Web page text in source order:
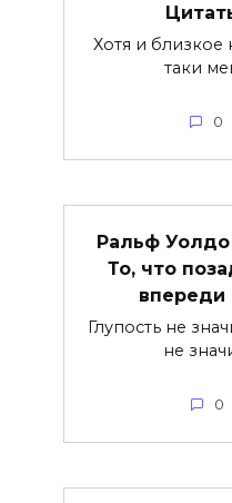
Хотя и близкое
таки
0
Ральф Уолдо
То, что
впереди
Глупость не
не
0